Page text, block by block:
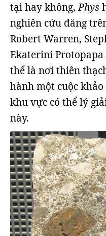
tại hay không,Phys
nghiên cứu đăng
Robert Warren,
Ekaterini
thể là nơi thiên
hành một cuộc
khu vực có thể lý
này.